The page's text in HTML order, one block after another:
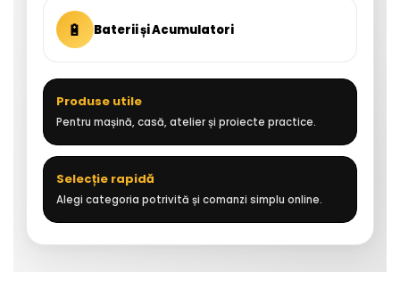
🔋 Baterii și Acumulatori
Produse utile
Pentru mașină, casă, atelier și proiecte practice.
Selecție rapidă
Alegi categoria potrivită și comanzi simplu online.